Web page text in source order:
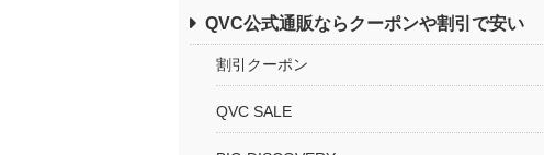
QVC公式通販ならクーポンや割引で安い
割引クーポン
QVC SALE